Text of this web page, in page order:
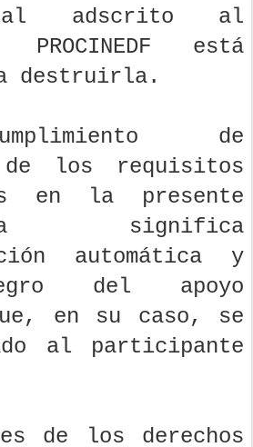
adscrito al
PROCINEDF está
destruirla.
de
de los requisitos
en la presente
significa
automática y
del apoyo
en su caso, se
al participante
de los derechos